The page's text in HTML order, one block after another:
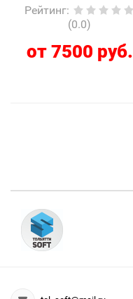
Рейтинг:
(0.0)
от 7500 руб.